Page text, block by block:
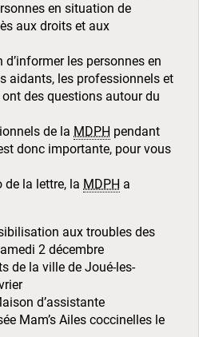
en situation de
aux droits et aux
les personnes en
aidants, les professionnels et
des questions autour du
de la MDPH pendant
donc importante, pour vous
de la lettre, la MDPH a
aux troubles des
2 décembre
de la ville de Joué-les-
d’assistante
Mam’s Ailes coccinelles le